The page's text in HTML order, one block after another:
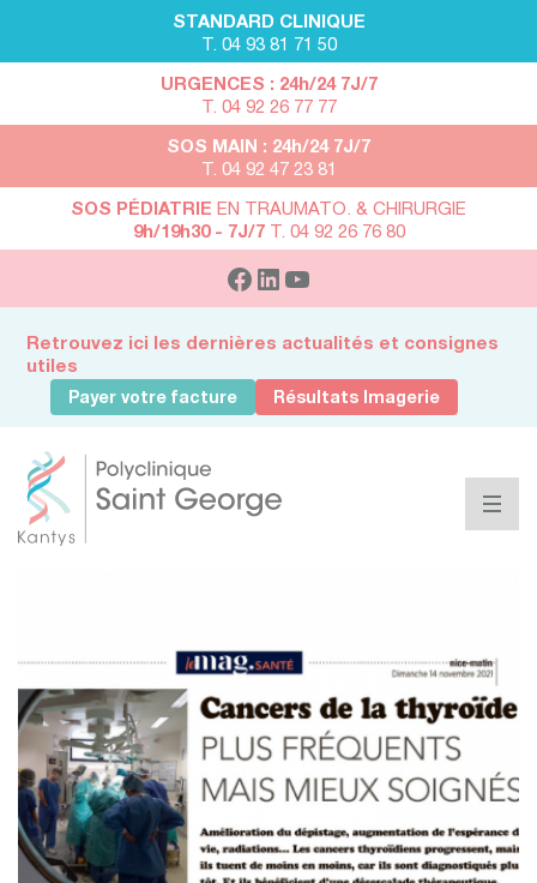
STANDARD CLINIQUE
T. 04 93 81 71 50
URGENCES : 24h/24 7J/7
T. 04 92 26 77 77
SOS MAIN : 24h/24 7J/7
T. 04 92 47 23 81
SOS PÉDIATRIE EN TRAUMATO. & CHIRURGIE
9h/19h30 - 7J/7T. 04 92 26 76 80
Retrouvez ici les dernières actualités et consignes
utiles
Payer votre facture Résultats Imagerie